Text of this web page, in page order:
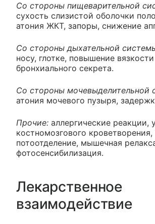
Со стороны пищеварительной
сухость слизистой оболочки
атония ЖКТ, запоры, снижение
Со стороны дыхательной
носу, глотке, повышение вязкости
бронхиального секрета.
Со стороны мочевыделительной
атония мочевого пузыря,
Прочие: аллергические реакции,
костномозгового
потоотделение, мышечная
фотосенсибилизация.
Лекарственное
взаимодействие